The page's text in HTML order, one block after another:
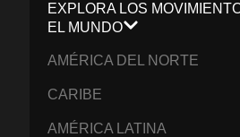
EXPLORA LOS
EL MUNDO
AMÉRICA DEL NORTE
CARIBE
AMÉRICA LATINA